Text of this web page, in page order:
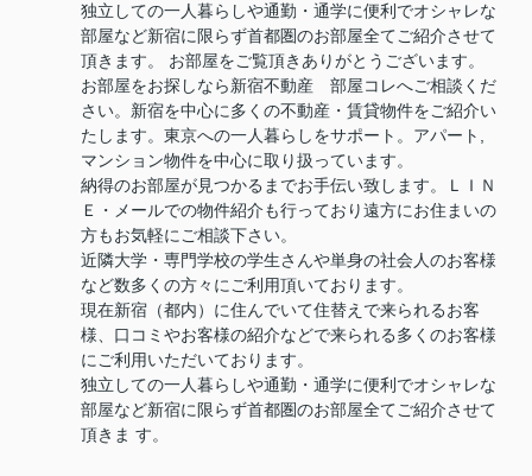
独立しての一人暮らしや通勤・通学に便利でオシャレな
部屋など新宿に限らず首都圏のお部屋全てご紹介させて
頂きます。 お部屋をご覧頂きありがとうございます。
お部屋をお探しなら新宿不動産 部屋コレへご相談くだ
さい。新宿を中心に多くの不動産・賃貸物件をご紹介い
たします。東京への一人暮らしをサポート。アパート,
マンション物件を中心に取り扱っています。
納得のお部屋が見つかるまでお手伝い致します。ＬＩＮ
Ｅ・メールでの物件紹介も行っており遠方にお住まいの
方もお気軽にご相談下さい。
近隣大学・専門学校の学生さんや単身の社会人のお客様
など数多くの方々にご利用頂いております。
現在新宿（都内）に住んでいて住替えで来られるお客
様、口コミやお客様の紹介などで来られる多くのお客様
にご利用いただいております。
独立しての一人暮らしや通勤・通学に便利でオシャレな
部屋など新宿に限らず首都圏のお部屋全てご紹介させて
頂きま す。